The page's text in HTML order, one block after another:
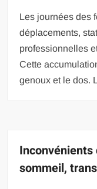
Les journées des
déplacements,
professionnelles
Cette
genoux et le dos.
Inconvénients
sommeil,